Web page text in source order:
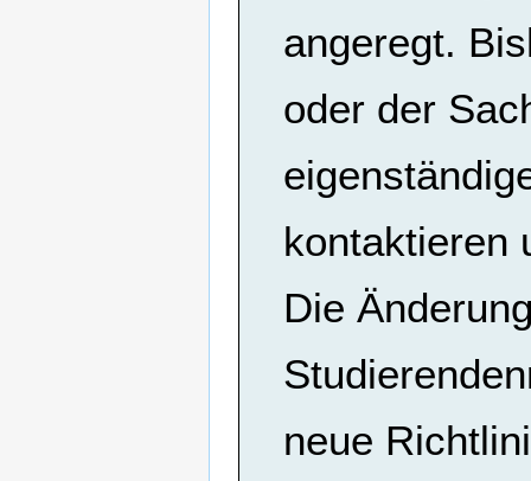
angeregt.
oder der
kontaktieren
Die
neue